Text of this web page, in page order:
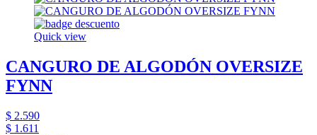
Quick view
CANGURO DE ALGODÓN OVERSIZE
FYNN
$ 2.590
$ 1.611